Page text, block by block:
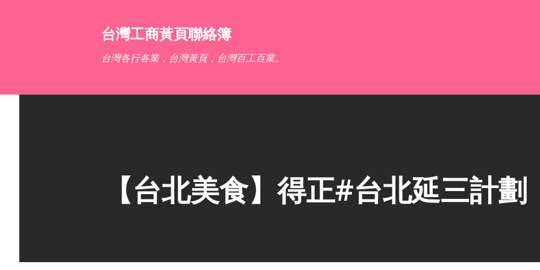
台灣工商黃頁聯絡簿
台灣各行各業，台灣黃頁，台灣百工百業。
【台北美食】得正#台北延三計劃